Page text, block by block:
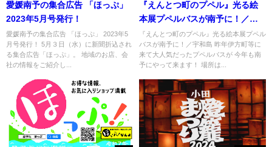
愛媛南予の集合広告 「ほっぷ」
2023年5月号発行！
愛媛南予の集合広告 「ほっぷ」 2023年5
月号発行！ 5月３日（水）に新聞折込され
る集合広告「ほっぷ」。 地域のお店、会
社の情報をご紹介し...
『えんとつ町のプペル』光る絵
本展プペルバスが南予に！／宇
和島
『えんとつ町のプペル』光る絵本展プペル
バスが南予に！／宇和島 昨年伊方町等に
来て大人気だったプペルバスが 今年も南
予にやって来ます！ 場所は...